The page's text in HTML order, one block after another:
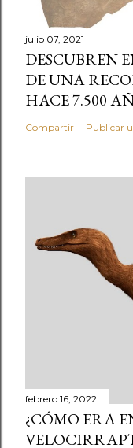
julio 07, 2021
DESCUBREN
DE UNA
HACE 7.500
Compartir Publicar
febrero 16, 2022
¿CÓMO ERA